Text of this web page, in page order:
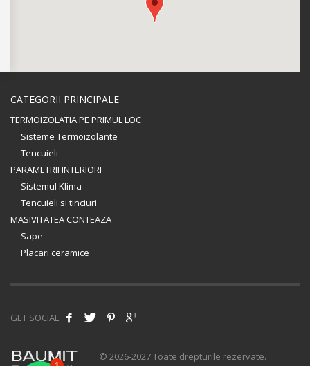
CATEGORII PRINCIPALE
TERMOIZOLATIA PE PRIMUL LOC
Sisteme Termoizolante
Tencuieli
PARAMETRII INTERIORI
Sistemul Klima
Tencuieli si tinciuri
MASIVITATEA CONTEAZA
Sape
Placari ceramice
GET SOCIAL
© 2026-2027 Toate drepturile rezervate.